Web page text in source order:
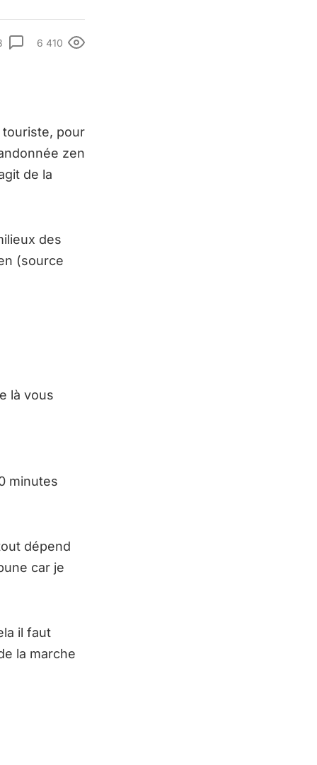
6 410
touriste, pour
zen
de la
des
(source
là vous
minutes
dépend
car je
il faut
la marche